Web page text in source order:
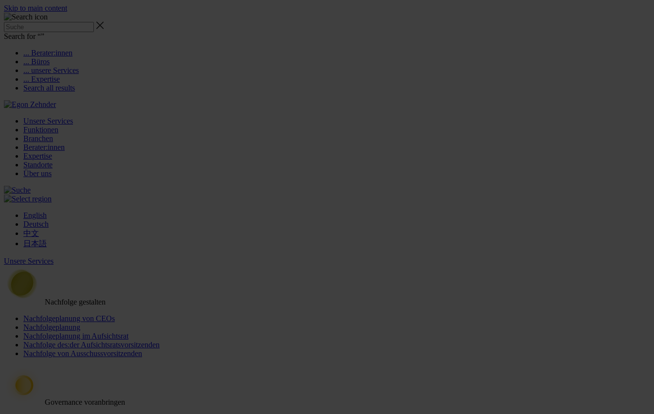
Skip to main content
Search for “”
... Berater:innen
... Büros
... unsere Services
... Expertise
Search all results
Unsere Services
Funktionen
Branchen
Berater:innen
Expertise
Standorte
Über uns
English
Deutsch
中文
日本語
Unsere Services
Nachfolge gestalten
Nachfolgeplanung von CEOs
Nachfolgeplanung
Nachfolgeplanung im Aufsichtsrat
Nachfolge des:der Aufsichtsratsvorsitzenden
Nachfolge von Ausschussvorsitzenden
Governance voranbringen